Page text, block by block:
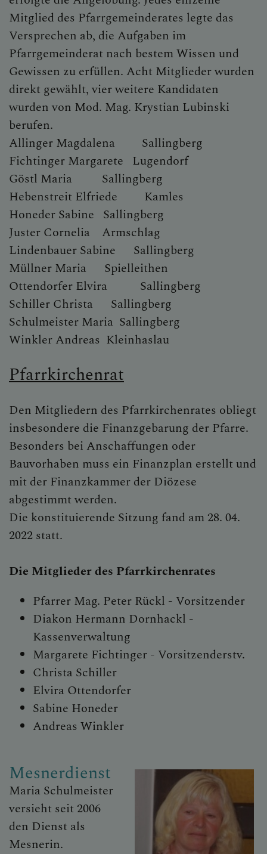
Mitglied des Pfarrgemeinderates legte das
Versprechen ab, die Aufgaben im
Pfarrgemeinderat nach bestem Wissen und
Gewissen zu erfüllen. Acht Mitglieder wurden
direkt gewählt, vier weitere Kandidaten
wurden von Mod. Mag. Krystian Lubinski
berufen.
Allinger Magdalena Sallingberg
Fichtinger Margarete Lugendorf
Göstl Maria Sallingberg
Hebenstreit Elfriede Kamles
Honeder Sabine Sallingberg
Juster Cornelia Armschlag
Lindenbauer Sabine Sallingberg
Müllner Maria Spielleithen
Ottendorfer Elvira Sallingberg
Schiller Christa Sallingberg
Schulmeister Maria Sallingberg
Winkler Andreas Kleinhaslau
Pfarrkirchenrat
Den Mitgliedern des Pfarrkirchenrates obliegt
insbesondere die Finanzgebarung der Pfarre.
Besonders bei Anschaffungen oder
Bauvorhaben muss ein Finanzplan erstellt und
mit der Finanzkammer der Diözese
abgestimmt werden.
Die konstituierende Sitzung fand am 28. 04.
2022 statt.
Die Mitglieder des Pfarrkirchenrates
Pfarrer Mag. Peter Rückl - Vorsitzender
Diakon Hermann Dornhackl -
Kassenverwaltung
Margarete Fichtinger - Vorsitzenderstv.
Christa Schiller
Elvira Ottendorfer
Sabine Honeder
Andreas Winkler
Mesnerdienst
Maria Schulmeister
versieht seit 2006
den Dienst als
Mesnerin.